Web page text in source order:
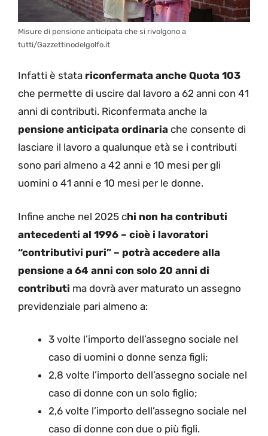
Misure di pensione anticipata che si rivolgono a
tutti/Gazzettinodelgolfo.it
Infatti è stata riconfermata anche Quota 103
che permette di uscire dal lavoro a 62 anni con 41
anni di contributi. Riconfermata anche la
pensione anticipata ordinaria che consente di
lasciare il lavoro a qualunque età se i contributi
sono pari almeno a 42 anni e 10 mesi per gli
uomini o 41 anni e 10 mesi per le donne.
Infine anche nel 2025 chi non ha contributi
antecedenti al 1996 – cioè i lavoratori
“contributivi puri” – potrà accedere alla
pensione a 64 anni con solo 20 anni di
contributi ma dovrà aver maturato un assegno
previdenziale pari almeno a:
3 volte l’importo dell’assegno sociale nel
caso di uomini o donne senza figli;
2,8 volte l’importo dell’assegno sociale nel
caso di donne con un solo figlio;
2,6 volte l’importo dell’assegno sociale nel
caso di donne con due o più figli.